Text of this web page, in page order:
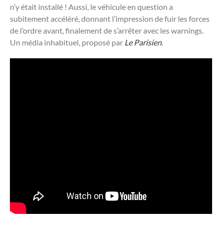
n’y était installé ! Aussi, le véhicule en question a
subitement accéléré, donnant l’impression de fuir les forces
de l’ordre avant, finalement de s’arrêter avec les warnings.
Un média inhabituel, proposé par Le Parisien.